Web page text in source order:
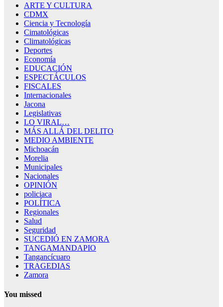
ARTE Y CULTURA
CDMX
Ciencia y Tecnología
Cimatológicas
Climatológicas
Deportes
Economía
EDUCACIÓN
ESPECTÁCULOS
FISCALES
Internacionales
Jacona
Legislativas
LO VIRAL…
MÁS ALLÁ DEL DELITO
MEDIO AMBIENTE
Michoacán
Morelia
Municipales
Nacionales
OPINIÓN
policiaca
POLÍTICA
Regionales
Salud
Seguridad
SUCEDIÓ EN ZAMORA
TANGAMANDAPIO
Tangancícuaro
TRAGEDIAS
Zamora
You missed